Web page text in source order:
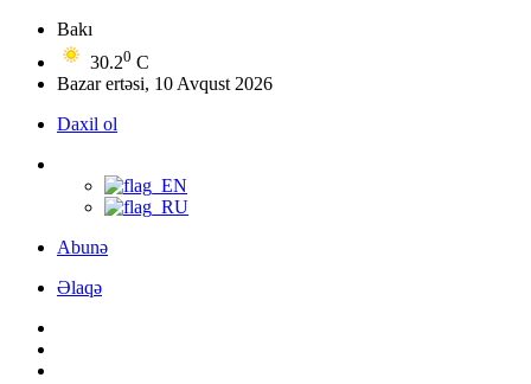
Bakı
30.20 C
Bazar ertəsi, 10 Avqust 2026
Daxil ol
Abunə
Əlaqə